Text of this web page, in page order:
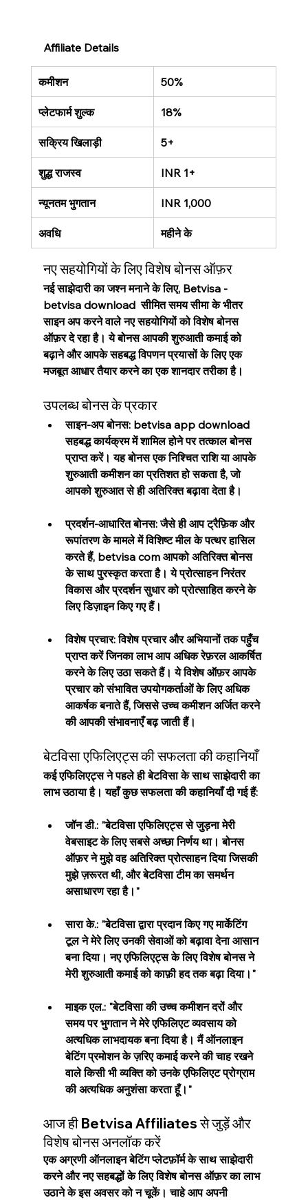
Affiliate Details
कमीशन 50%
प्लेटफार्म शुल्क 18%
सक्रिय खिलाड़ी 5+
शुद्ध राजस्व INR 1+
न्यूनतम भुगतान INR 1,000
अवधि महीने के
नए सहयोगियों के लिए विशेष बोनस ऑफ़र
नई साझेदारी का जश्न मनाने के लिए, Betvisa -
betvisa download  सीमित समय सीमा के भीतर
साइन अप करने वाले नए सहयोगियों को विशेष बोनस
ऑफ़र दे रहा है। ये बोनस आपकी शुरुआती कमाई को
बढ़ाने और आपके सहबद्ध विपणन प्रयासों के लिए एक
मजबूत आधार तैयार करने का एक शानदार तरीका है।
उपलब्ध बोनस के प्रकार
साइन-अप बोनस: betvisa app download
सहबद्ध कार्यक्रम में शामिल होने पर तत्काल बोनस
प्राप्त करें। यह बोनस एक निश्चित राशि या आपके
शुरुआती कमीशन का प्रतिशत हो सकता है, जो
आपको शुरुआत से ही अतिरिक्त बढ़ावा देता है।
प्रदर्शन-आधारित बोनस: जैसे ही आप ट्रैफ़िक और
रूपांतरण के मामले में विशिष्ट मील के पत्थर हासिल
करते हैं, betvisa com आपको अतिरिक्त बोनस
के साथ पुरस्कृत करता है। ये प्रोत्साहन निरंतर
विकास और प्रदर्शन सुधार को प्रोत्साहित करने के
लिए डिज़ाइन किए गए हैं।
विशेष प्रचार: विशेष प्रचार और अभियानों तक पहुँच
प्राप्त करें जिनका लाभ आप अधिक रेफ़रल आकर्षित
करने के लिए उठा सकते हैं। ये विशेष ऑफ़र आपके
प्रचार को संभावित उपयोगकर्ताओं के लिए अधिक
आकर्षक बनाते हैं, जिससे उच्च कमीशन अर्जित करने
की आपकी संभावनाएँ बढ़ जाती हैं।
बेटविसा एफिलिएट्स की सफलता की कहानियाँ
कई एफिलिएट्स ने पहले ही बेटविसा के साथ साझेदारी का
लाभ उठाया है। यहाँ कुछ सफलता की कहानियाँ दी गई हैं:
जॉन डी.: "बेटविसा एफिलिएट्स से जुड़ना मेरी
वेबसाइट के लिए सबसे अच्छा निर्णय था। बोनस
ऑफ़र ने मुझे वह अतिरिक्त प्रोत्साहन दिया जिसकी
मुझे ज़रूरत थी, और बेटविसा टीम का समर्थन
असाधारण रहा है।"
सारा के.: "बेटविसा द्वारा प्रदान किए गए मार्केटिंग
टूल ने मेरे लिए उनकी सेवाओं को बढ़ावा देना आसान
बना दिया। नए एफिलिएट्स के लिए विशेष बोनस ने
मेरी शुरुआती कमाई को काफ़ी हद तक बढ़ा दिया।"
माइक एल.: "बेटविसा की उच्च कमीशन दरों और
समय पर भुगतान ने मेरे एफिलिएट व्यवसाय को
अत्यधिक लाभदायक बना दिया है। मैं ऑनलाइन
बेटिंग प्रमोशन के ज़रिए कमाई करने की चाह रखने
वाले किसी भी व्यक्ति को उनके एफिलिएट प्रोग्राम
की अत्यधिक अनुशंसा करता हूँ।"
आज ही Betvisa Affiliates से जुड़ें और
विशेष बोनस अनलॉक करें
एक अग्रणी ऑनलाइन बेटिंग प्लेटफ़ॉर्म के साथ साझेदारी
करने और नए सहबद्धों के लिए विशेष बोनस ऑफ़र का लाभ
उठाने के इस अवसर को न चूकें। चाहे आप अपनी